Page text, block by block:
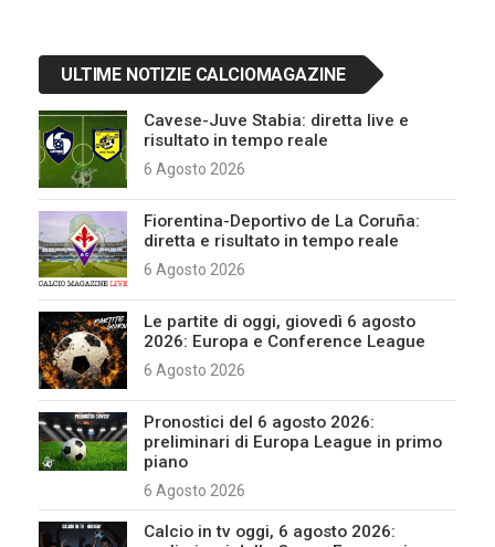
ULTIME NOTIZIE CALCIOMAGAZINE
Cavese-Juve Stabia: diretta live e
risultato in tempo reale
6 Agosto 2026
Fiorentina-Deportivo de La Coruña:
diretta e risultato in tempo reale
6 Agosto 2026
Le partite di oggi, giovedì 6 agosto
2026: Europa e Conference League
6 Agosto 2026
Pronostici del 6 agosto 2026:
preliminari di Europa League in primo
piano
6 Agosto 2026
Calcio in tv oggi, 6 agosto 2026: